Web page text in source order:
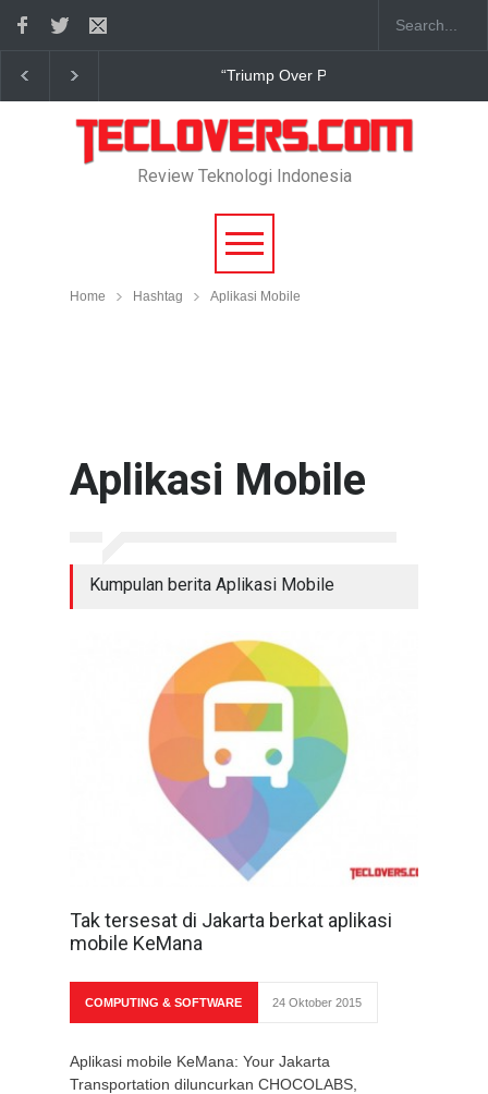
“Triump Over Pain” sudah hadir
Review Teknologi Indonesia
Home Hashtag Aplikasi Mobile
Aplikasi Mobile
Kumpulan berita Aplikasi Mobile
Tak tersesat di Jakarta berkat aplikasi
mobile KeMana
COMPUTING & SOFTWARE 24 Oktober 2015
Aplikasi mobile KeMana: Your Jakarta
Transportation diluncurkan CHOCOLABS,